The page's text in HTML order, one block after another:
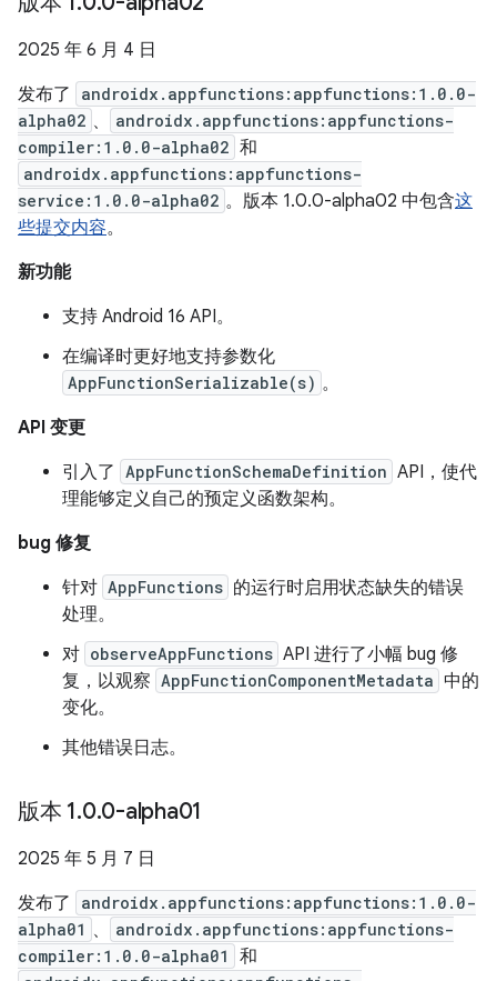
2025 年 6 月 4 日
发布了
androidx.appfunctions:appfunctions:1.0.0-
alpha02 、
androidx.appfunctions:appfunctions-
compiler:1.0.0-alpha02 和
androidx.appfunctions:appfunctions-
service:1.0.0-alpha02 。版本 1.0.0-alpha02 中包含这
些提交内容。
新功能
支持 Android 16 API。
在编译时更好地支持参数化
AppFunctionSerializable(s) 。
API 变更
引入了 AppFunctionSchemaDefinition API，使代
理能够定义自己的预定义函数架构。
bug 修复
针对 AppFunctions 的运行时启用状态缺失的错误
处理。
对 observeAppFunctions API 进行了小幅 bug 修
复，以观察 AppFunctionComponentMetadata 中的
变化。
其他错误日志。
版本 1.0.0-alpha01
2025 年 5 月 7 日
发布了
androidx.appfunctions:appfunctions:1.0.0-
alpha01 、
androidx.appfunctions:appfunctions-
compiler:1.0.0-alpha01
和